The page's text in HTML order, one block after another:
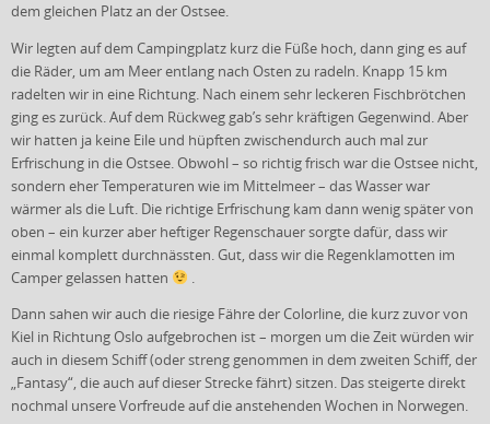
dem gleichen Platz an der Ostsee.
Wir legten auf dem Campingplatz kurz die Füße hoch, dann ging es auf
die Räder, um am Meer entlang nach Osten zu radeln. Knapp 15 km
radelten wir in eine Richtung. Nach einem sehr leckeren Fischbrötchen
ging es zurück. Auf dem Rückweg gab’s sehr kräftigen Gegenwind. Aber
wir hatten ja keine Eile und hüpften zwischendurch auch mal zur
Erfrischung in die Ostsee. Obwohl – so richtig frisch war die Ostsee nicht,
sondern eher Temperaturen wie im Mittelmeer – das Wasser war
wärmer als die Luft. Die richtige Erfrischung kam dann wenig später von
oben – ein kurzer aber heftiger Regenschauer sorgte dafür, dass wir
einmal komplett durchnässten. Gut, dass wir die Regenklamotten im
Camper gelassen hatten
.
Dann sahen wir auch die riesige Fähre der Colorline, die kurz zuvor von
Kiel in Richtung Oslo aufgebrochen ist – morgen um die Zeit würden wir
auch in diesem Schiff (oder streng genommen in dem zweiten Schiff, der
„Fantasy“, die auch auf dieser Strecke fährt) sitzen. Das steigerte direkt
nochmal unsere Vorfreude auf die anstehenden Wochen in Norwegen.